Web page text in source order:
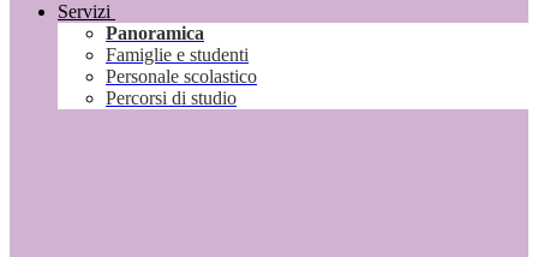
Servizi
Panoramica
Famiglie e studenti
Personale scolastico
Percorsi di studio